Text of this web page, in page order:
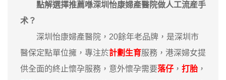
點解選擇推薦喺深圳怡康婦產醫院做人工流産手
术？
深圳怡康婦產醫院，20餘年老品牌，是深圳市
醫保定點單位擁，專注於計劃生育服務，港深婦女提
供全面的終止懷孕服務，意外懷孕需要落仔 ， 打胎 ，